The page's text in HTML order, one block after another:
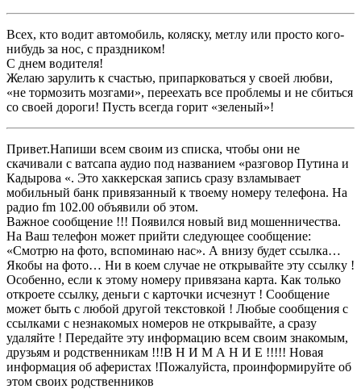
Всех, кто водит автомобиль, коляску, метлу или просто кого-
нибудь за нос, с праздником!
С днем водителя!
Желаю зарулить к счастью, припарковаться у своей любви,
«не тормозить мозгами», переехать все проблемы и не сбиться
со своей дороги! Пусть всегда горит «зеленый»!
Привет.Напиши всем своим из списка, чтобы они не
скачивали с ватсапа аудио под названием «разговор Путина и
Кадырова «. Это хаккерская запись сразу взламывает
мобильный банк привязанный к твоему номеру телефона. На
радио fm 102.00 объявили об этом.
Важное сообщение !!! Появился новый вид мошенничества.
На Ваш телефон может прийти следующее сообщение:
«Смотрю на фото, вспоминаю нас». А внизу будет ссылка…
Якобы на фото… Ни в коем случае не открывайте эту ссылку !
Особенно, если к этому номеру привязана карта. Как только
откроете ссылку, деньги с карточки исчезнут ! Сообщение
может быть с любой другой текстовкой ! Любые сообщения с
ссылками с незнакомых номеров не открывайте, а сразу
удаляйте ! Передайте эту информацию всем своим знакомым,
друзьям и родственникам !!!В Н И М А Н И Е !!!!! Новая
информация об аферистах !Пожалуйста, проинформируйте об
этом своих родственников